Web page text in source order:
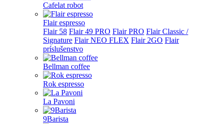
Cafelat robot
Flair espresso
Flair 58 Flair 49 PRO Flair PRO Flair Classic /
Signature Flair NEO FLEX Flair 2GO Flair
príslušenstvo
Bellman coffee
Rok espresso
La Pavoni
9Barista